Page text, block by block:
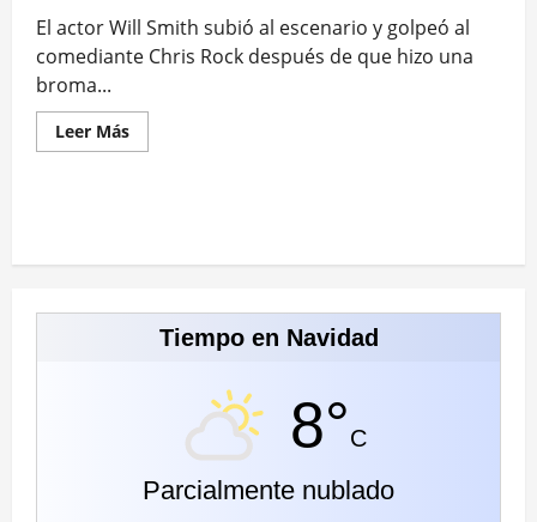
El actor Will Smith subió al escenario y golpeó al
comediante Chris Rock después de que hizo una
broma...
Leer MásLeer
más
Chris
el
escenario
hiriente
esposa
Tiempo en Navidad
8°C
Parcialmente nublado